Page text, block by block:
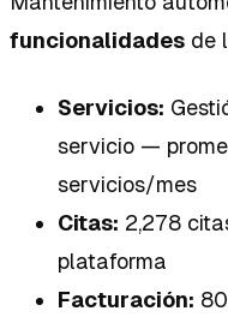
funcionalidades de
Servicios:
servicio —
servicios/mes
Citas: 2,278
plataforma
Facturación: